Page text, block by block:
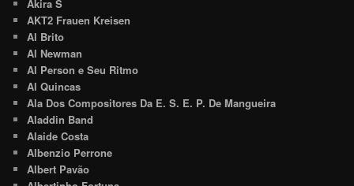
Akira S
AKT2 Frauen Kreisen
Al Brito
Al Newman
Al Person e Seu Ritmo
Al Quincas
Ala Dos Compositores Da E. S. E. P. De Mangueira
Aladdin Band
Alaide Costa
Albenzio Perrone
Albert Pavão